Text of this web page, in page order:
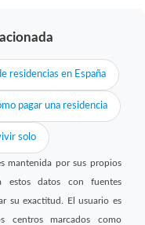
residencias en España
pagar una residencia
solo
mantenida por sus propios
estos datos con fuentes
su exactitud. El usuario es
centros marcados como